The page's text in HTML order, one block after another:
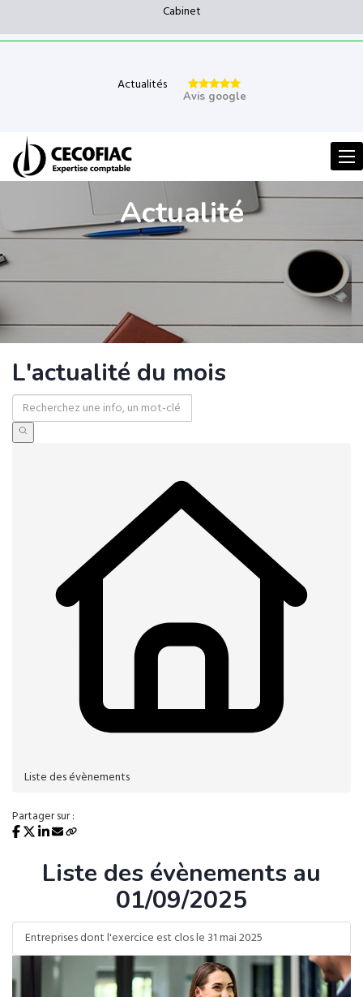
Cabinet
Actualités
Avis google
Actualité
L'actualité du mois
Liste des évènements
Partager sur :
Liste des évènements au
01/09/2025
Entreprises dont l'exercice est clos le 31 mai 2025